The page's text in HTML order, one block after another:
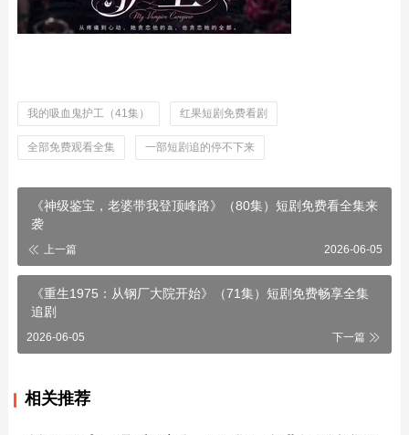
我的吸血鬼护工（41集） 红果短剧免费看剧
全部免费观看全集 一部短剧追的停不下来
《神级鉴宝，老婆带我登顶峰路》（80集）短剧免费看全集来
袭
上一篇 2026-06-05
《重生1975：从钢厂大院开始》（71集）短剧免费畅享全集
追剧
2026-06-05 下一篇
相关推荐